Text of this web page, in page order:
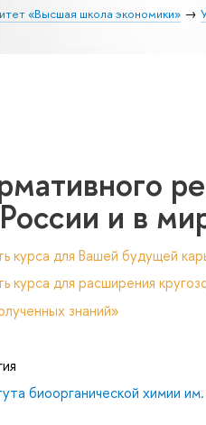
«Высшая школа экономики»
и в
курса для Вашей будущей
для расширения
знаний»
биоорганической химии